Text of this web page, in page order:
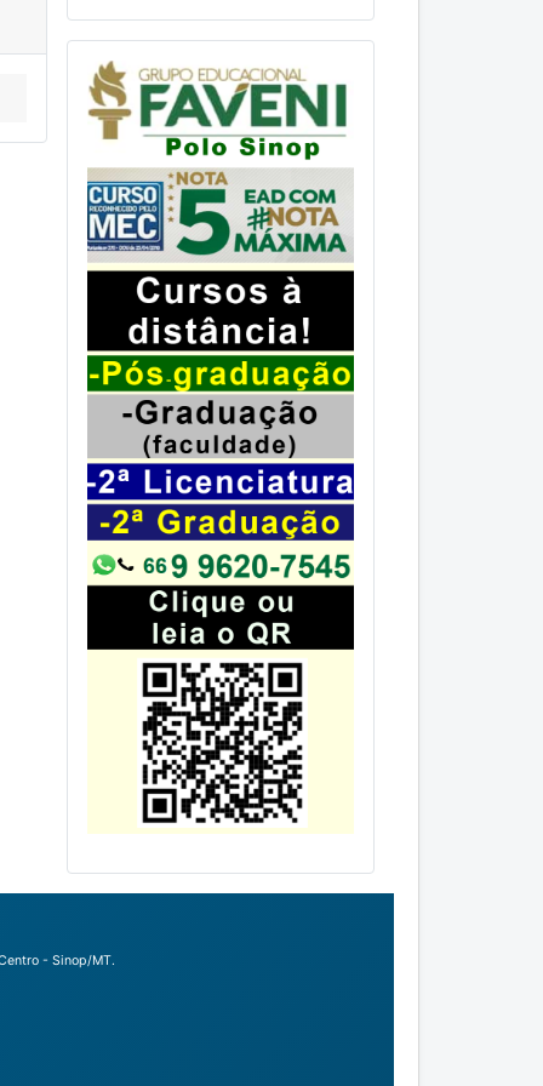
- Sinop/MT.